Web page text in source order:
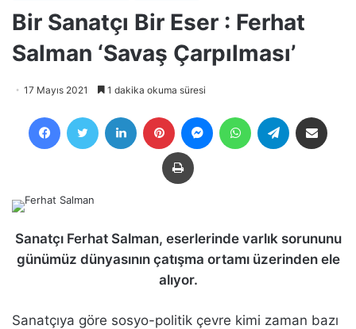
Bir Sanatçı Bir Eser : Ferhat
Salman ‘Savaş Çarpılması’
17 Mayıs 2021 1 dakika okuma süresi
FacebookTwitter LinkedIn Pinterest MessengerWhatsAppTelegram
Yazdır
Sanatçı Ferhat Salman, eserlerinde varlık sorununu
günümüz dünyasının çatışma ortamı üzerinden ele
alıyor.
Sanatçıya göre sosyo-politik çevre kimi zaman bazı